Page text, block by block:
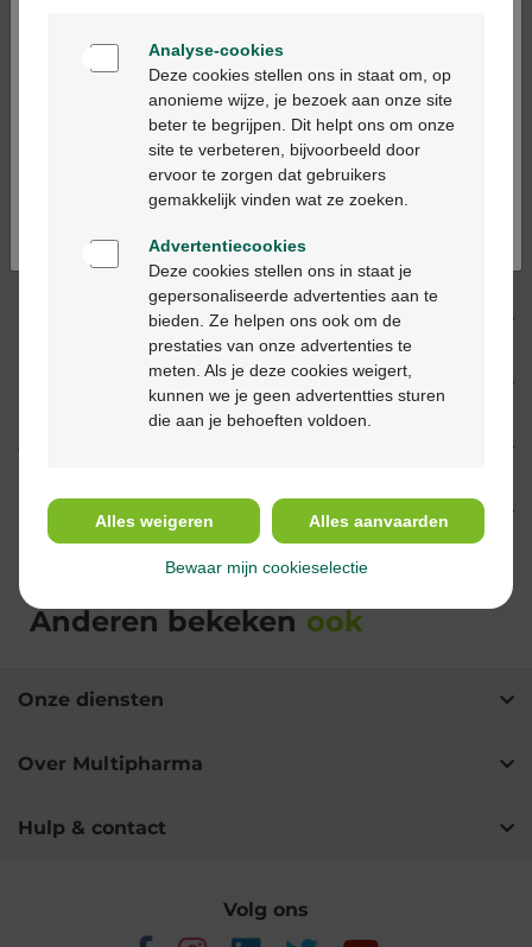
levering in je Multipharma apotheek
levering thuis vanaf €55
Klantendienst
via chat of contactformulier
Productbeschrijving
Eigenschappen
Ingrediënten
Anderen bekeken ook
Onze diensten
Over Multipharma
Hulp & contact
Volg ons
Bienvenue
Ga verder in het nederlands
Continuez en français
Analyse-cookies
Deze cookies stellen ons in staat om, op
anonieme wijze, je bezoek aan onze site
beter te begrijpen. Dit helpt ons om onze
site te verbeteren, bijvoorbeeld door
ervoor te zorgen dat gebruikers
gemakkelijk vinden wat ze zoeken.
Advertentiecookies
Deze cookies stellen ons in staat je
gepersonaliseerde advertenties aan te
bieden. Ze helpen ons ook om de
prestaties van onze advertenties te
meten. Als je deze cookies weigert,
kunnen we je geen advertentties sturen
die aan je behoeften voldoen.
Alles weigeren Alles aanvaarden
Bewaar mijn cookieselectie